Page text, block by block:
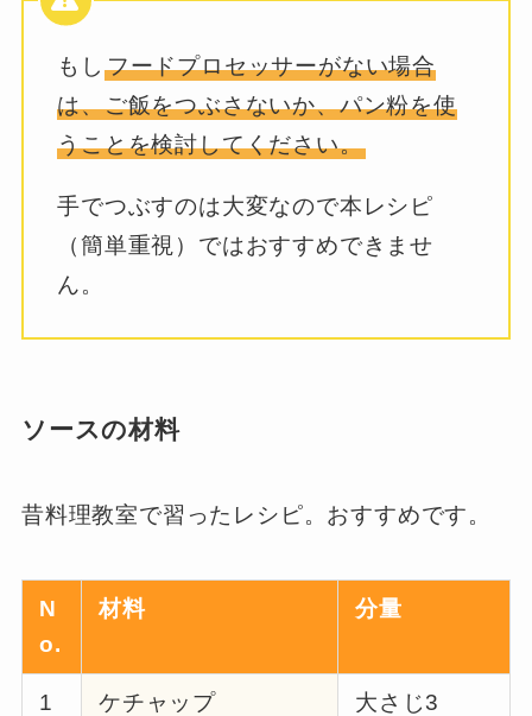
もし フードプロセッサーがない場合
は、ご飯をつぶさないか、パン粉を使
うことを検討してください。
手でつぶすのは大変なので本レシピ
（簡単重視）ではおすすめできませ
ん。
ソースの材料
昔料理教室で習ったレシピ。おすすめです。
N
o.
材料 分量
1 ケチャップ 大さじ3